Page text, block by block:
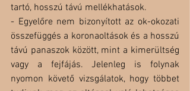
tartó, hosszú távú mellékhatások.
- Egyelőre nem bizonyított az ok-okozati
összefüggés a koronaoltások és a hosszú
távú panaszok között, mint a kimerültség
vagy a fejfájás. Jelenleg is folynak
nyomon követő vizsgálatok, hogy többet